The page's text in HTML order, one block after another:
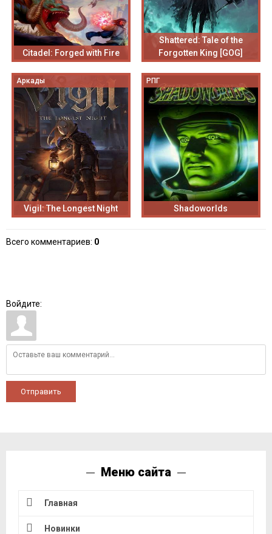
Citadel: Forged with Fire
Shattered: Tale of the
Forgotten King [GOG]
Аркады
Vigil: The Longest Night
РПГ
Shadoworlds
Всего комментариев: 0
Войдите:
Отправить
Меню сайта
Главная
Новинки